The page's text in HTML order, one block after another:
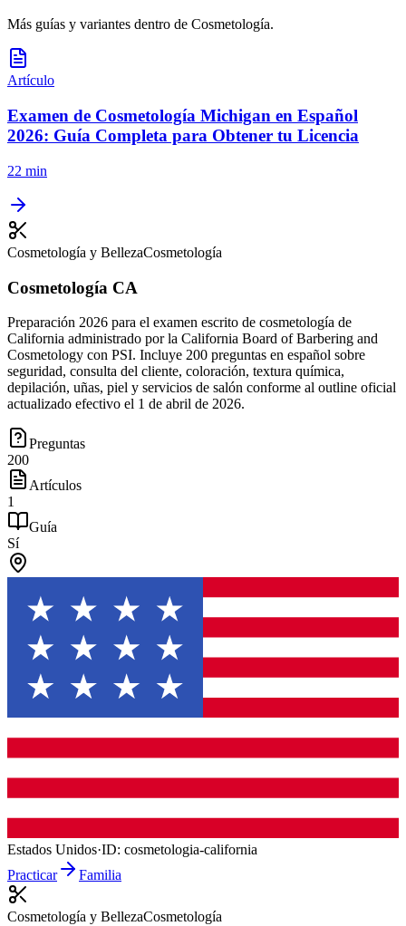
Más guías y variantes dentro de Cosmetología.
Artículo
Examen de Cosmetología Michigan en Español
2026: Guía Completa para Obtener tu Licencia
22 min
Cosmetología y BellezaCosmetología
Cosmetología CA
Preparación 2026 para el examen escrito de cosmetología de
California administrado por la California Board of Barbering and
Cosmetology con PSI. Incluye 200 preguntas en español sobre
seguridad, consulta del cliente, coloración, textura química,
depilación, uñas, piel y servicios de salón conforme al outline oficial
actualizado efectivo el 1 de abril de 2026.
Preguntas
200
Artículos
1
Guía
Sí
Estados Unidos·ID: cosmetologia-california
Practicar
Familia
Cosmetología y BellezaCosmetología